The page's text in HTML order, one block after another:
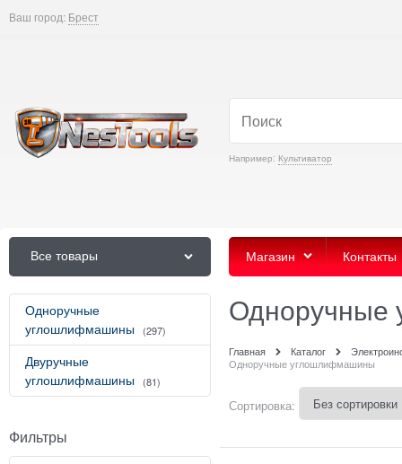
Ваш город: Брест
Например: Культиватор
Все товары Магазин Контакты
Одноручные
углошлифмашины
(297)
Двуручные
углошлифмашины
(81)
Фильтры
Главная Каталог
Одноручные углошлифмашины
Сортировка: